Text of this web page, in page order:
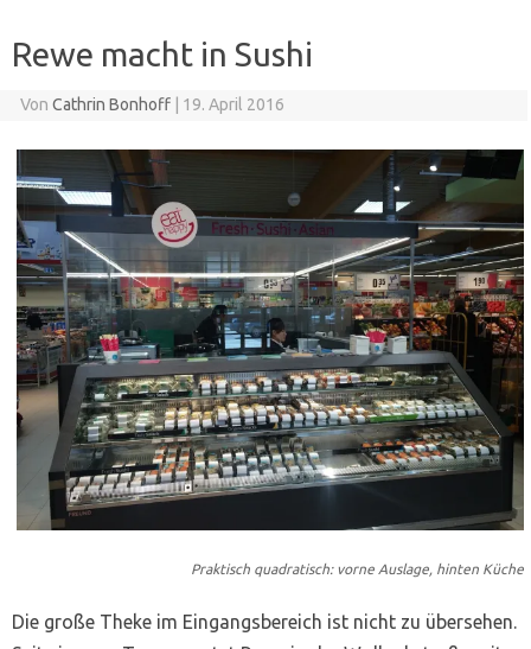
Rewe macht in Sushi
Von Cathrin Bonhoff 19. April 2016
Praktisch quadratisch: vorne Auslage, hinten Küche
Die große Theke im Eingangsbereich ist nicht zu übersehen.